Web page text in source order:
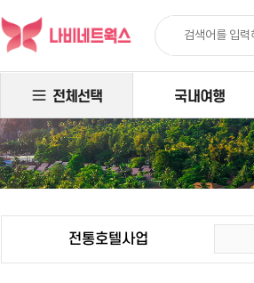
전체선택 국내여행
전통호텔사업